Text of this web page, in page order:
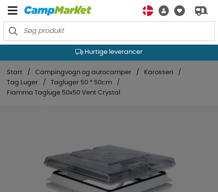
Hurtige leverancer
Start Campingvogn og autocamper
Karosseri
Tag Luger
Tagluger 50 * 50cm
Fiamma Tagluge 50x50 Vent Crystal